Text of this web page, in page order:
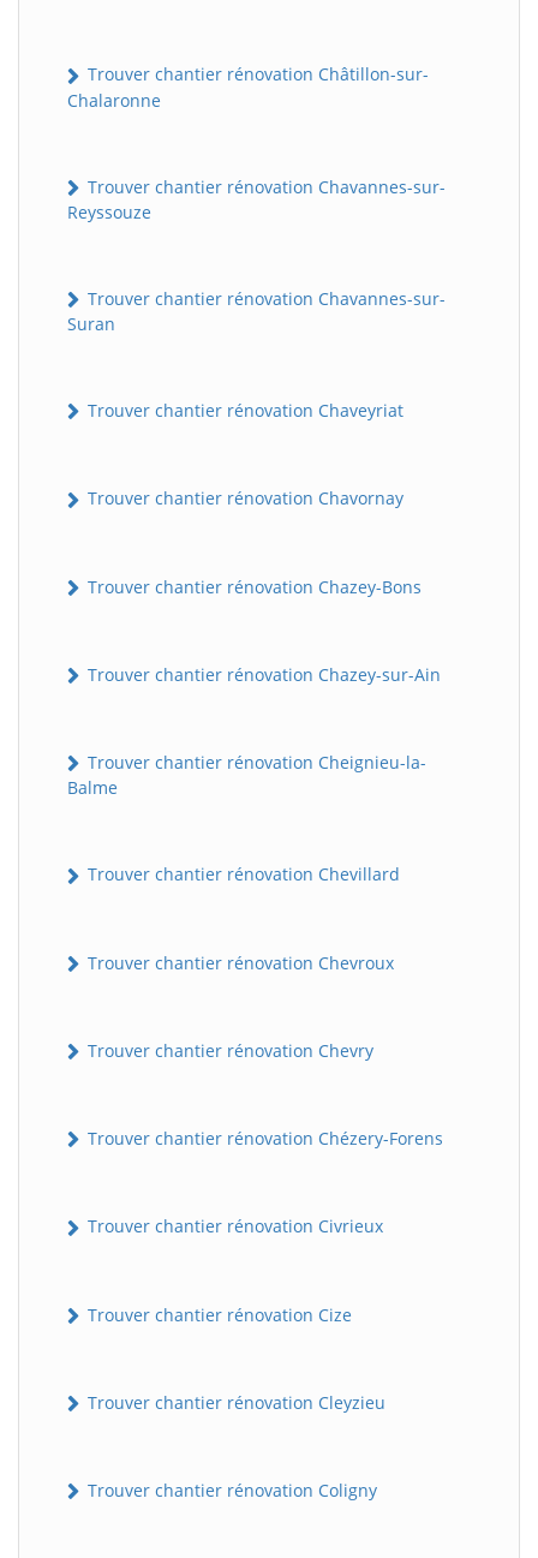
Trouver chantier rénovation Châtillon-sur-
Chalaronne
Trouver chantier rénovation Chavannes-sur-
Reyssouze
Trouver chantier rénovation Chavannes-sur-
Suran
Trouver chantier rénovation Chaveyriat
Trouver chantier rénovation Chavornay
Trouver chantier rénovation Chazey-Bons
Trouver chantier rénovation Chazey-sur-Ain
Trouver chantier rénovation Cheignieu-la-
Balme
Trouver chantier rénovation Chevillard
Trouver chantier rénovation Chevroux
Trouver chantier rénovation Chevry
Trouver chantier rénovation Chézery-Forens
Trouver chantier rénovation Civrieux
Trouver chantier rénovation Cize
Trouver chantier rénovation Cleyzieu
Trouver chantier rénovation Coligny
B BatiWebPro